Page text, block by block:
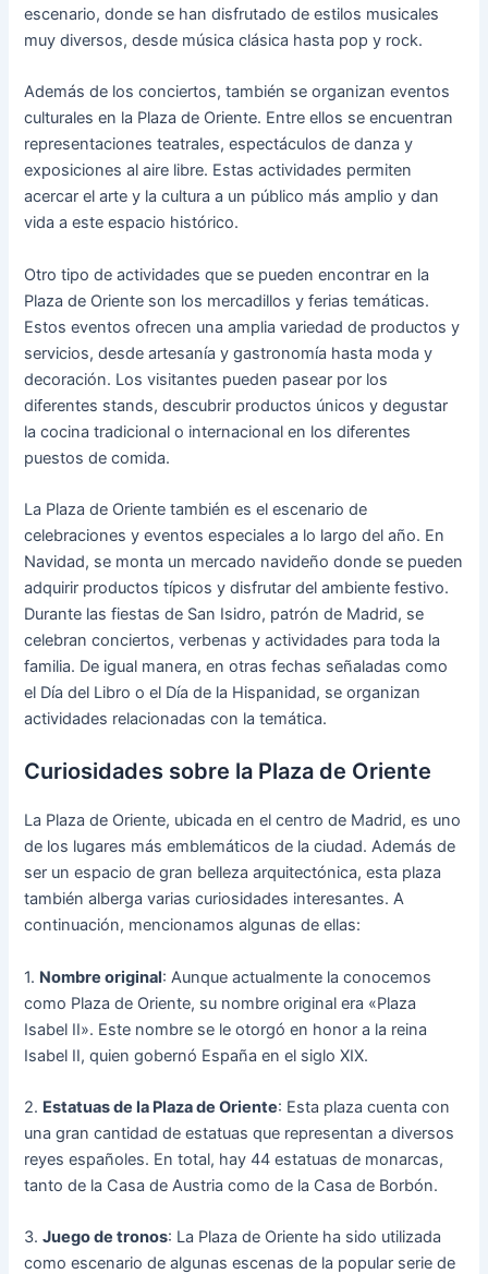
escenario, donde se han disfrutado de estilos musicales
muy diversos, desde música clásica hasta pop y rock.
Además de los conciertos, también se organizan eventos
culturales en la Plaza de Oriente. Entre ellos se encuentran
representaciones teatrales, espectáculos de danza y
exposiciones al aire libre. Estas actividades permiten
acercar el arte y la cultura a un público más amplio y dan
vida a este espacio histórico.
Otro tipo de actividades que se pueden encontrar en la
Plaza de Oriente son los mercadillos y ferias temáticas.
Estos eventos ofrecen una amplia variedad de productos y
servicios, desde artesanía y gastronomía hasta moda y
decoración. Los visitantes pueden pasear por los
diferentes stands, descubrir productos únicos y degustar
la cocina tradicional o internacional en los diferentes
puestos de comida.
La Plaza de Oriente también es el escenario de
celebraciones y eventos especiales a lo largo del año. En
Navidad, se monta un mercado navideño donde se pueden
adquirir productos típicos y disfrutar del ambiente festivo.
Durante las fiestas de San Isidro, patrón de Madrid, se
celebran conciertos, verbenas y actividades para toda la
familia. De igual manera, en otras fechas señaladas como
el Día del Libro o el Día de la Hispanidad, se organizan
actividades relacionadas con la temática.
Curiosidades sobre la Plaza de Oriente
La Plaza de Oriente, ubicada en el centro de Madrid, es uno
de los lugares más emblemáticos de la ciudad. Además de
ser un espacio de gran belleza arquitectónica, esta plaza
también alberga varias curiosidades interesantes. A
continuación, mencionamos algunas de ellas:
1. Nombre original: Aunque actualmente la conocemos
como Plaza de Oriente, su nombre original era «Plaza
Isabel II». Este nombre se le otorgó en honor a la reina
Isabel II, quien gobernó España en el siglo XIX.
2. Estatuas de la Plaza de Oriente: Esta plaza cuenta con
una gran cantidad de estatuas que representan a diversos
reyes españoles. En total, hay 44 estatuas de monarcas,
tanto de la Casa de Austria como de la Casa de Borbón.
3.Juego de tronos: La Plaza de Oriente ha sido utilizada
como escenario de algunas escenas de la popular serie de